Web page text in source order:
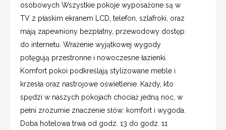
osobowych Wszystkie pokoje wyposażone są w
TV z płaskim ekranem LCD, telefon, szlafroki, oraz
mają zapewniony bezpłatny, przewodowy dostęp
do internetu. Wrażenie wyjątkowej wygody
potęgują przestronne i nowoczesne łazienki.
Komfort pokoi podkreślają stylizowane meble i
krzesła oraz nastrojowe oświetlenie. Każdy, kto
spędzi w naszych pokojach chociaż jedną noc, w
pełni zrozumie znaczenie słów: komfort i wygoda.
Doba hotelowa trwa od godz. 13 do godz. 11